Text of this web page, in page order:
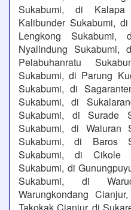
Sukabumi, di
Kalibunder Sukabumi,
Lengkong
Nyalindung Sukabumi,
Pelabuhanratu
Sukabumi, di Parung
Sukabumi, di
Sukabumi, di
Sukabumi, di Surade
Sukabumi, di Waluran
Sukabumi, di Baros
Sukabumi, di Cikole
Sukabumi, di
Sukabumi, di
Warungkondang